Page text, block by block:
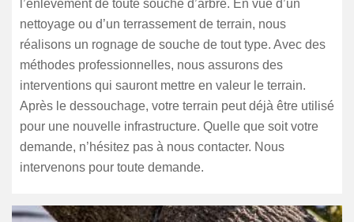
l’enlèvement de toute souche d’arbre. En vue d’un
nettoyage ou d’un terrassement de terrain, nous
réalisons un rognage de souche de tout type. Avec des
méthodes professionnelles, nous assurons des
interventions qui sauront mettre en valeur le terrain.
Après le dessouchage, votre terrain peut déjà être utilisé
pour une nouvelle infrastructure. Quelle que soit votre
demande, n’hésitez pas à nous contacter. Nous
intervenons pour toute demande.